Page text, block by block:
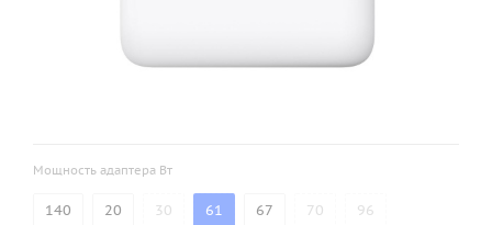
Мощность адаптера Вт
140 20 30 61 67 70 96